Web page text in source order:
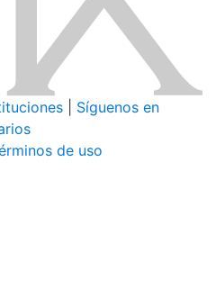
Síguenos en
de uso